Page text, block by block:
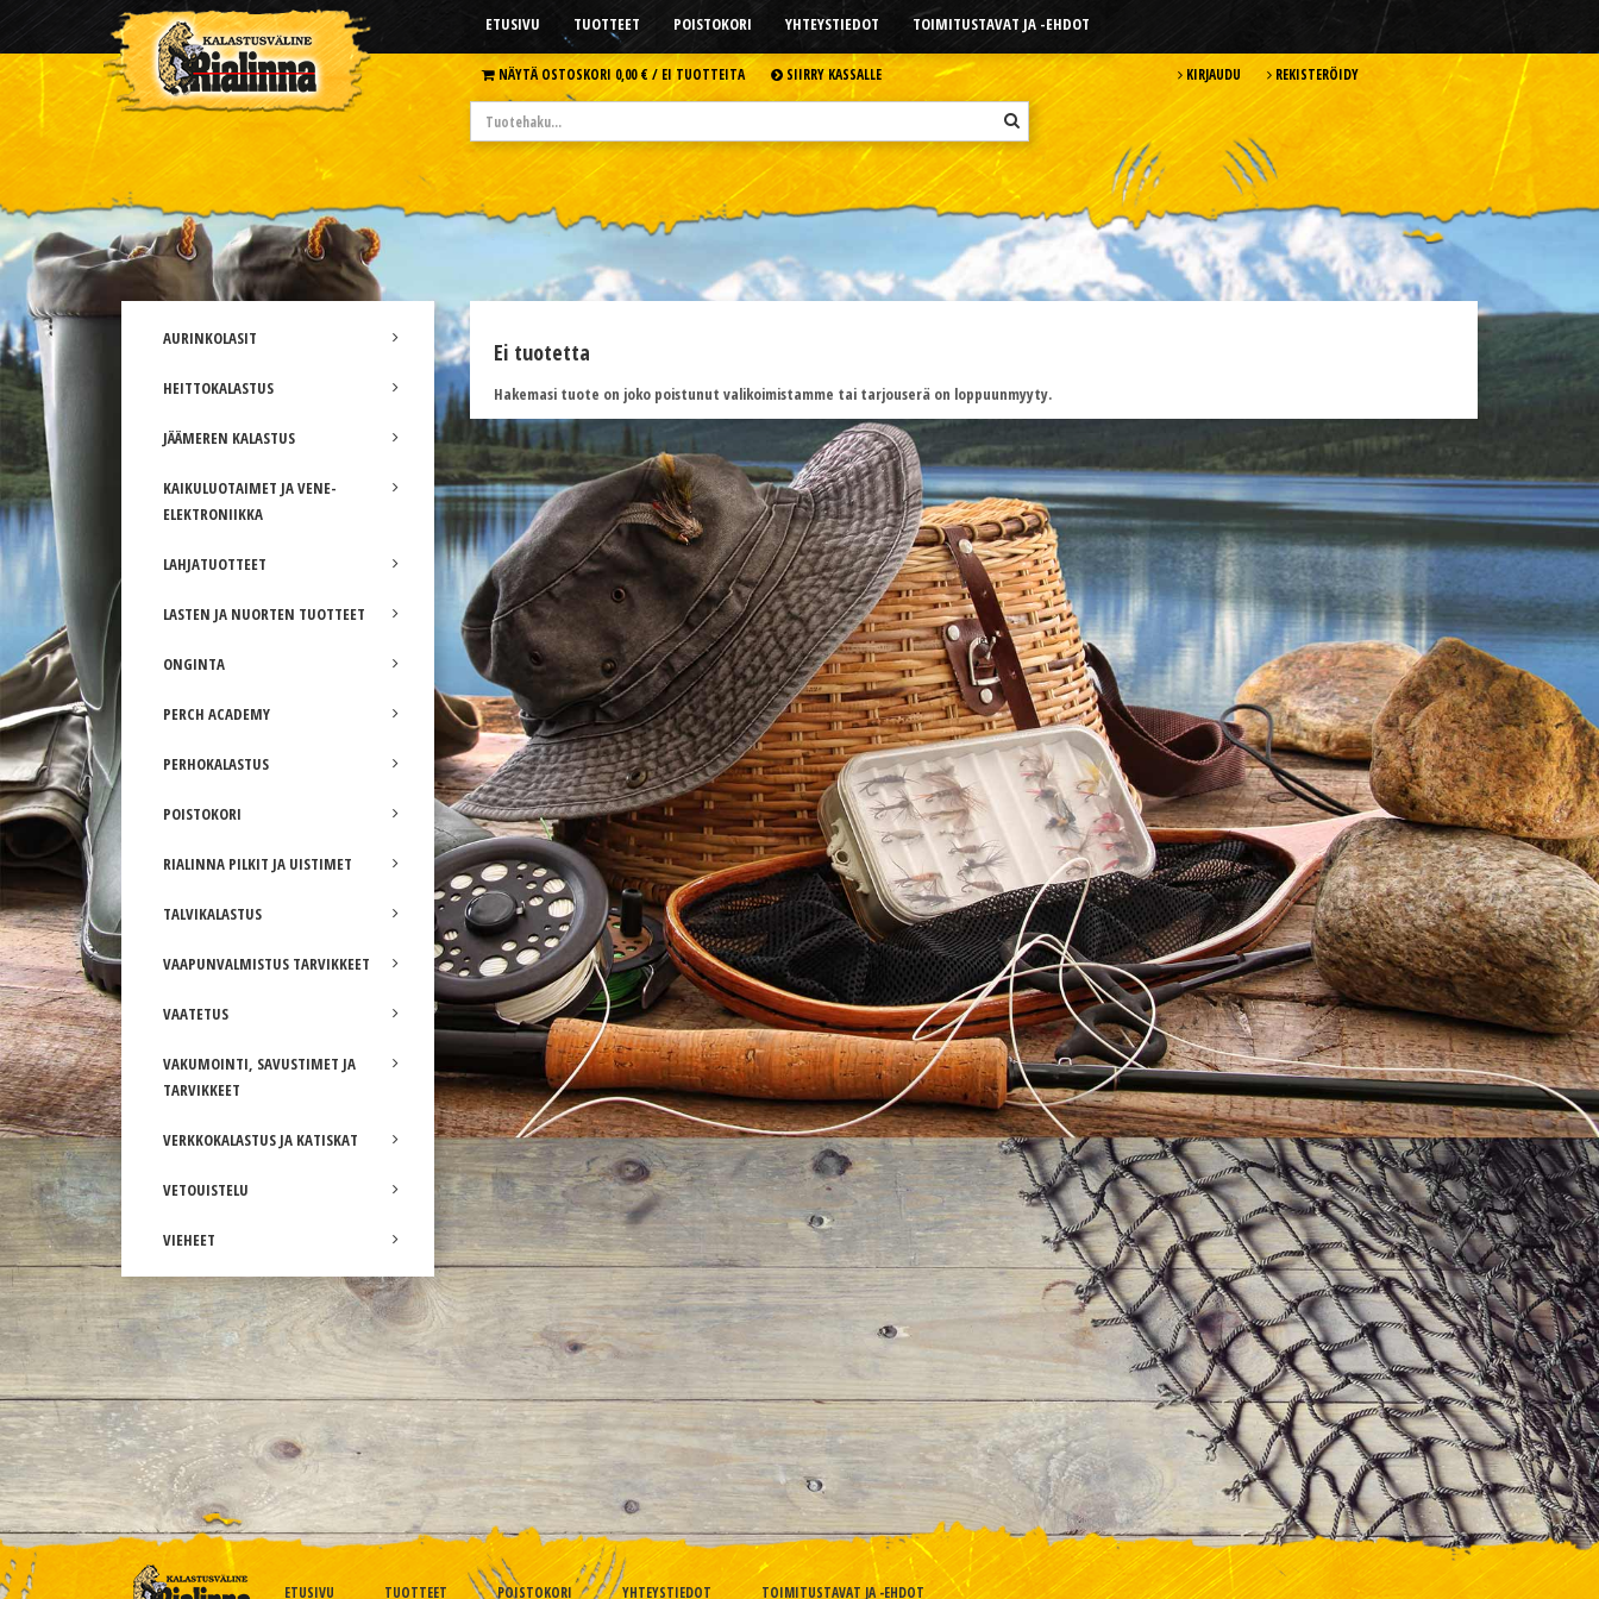
ETUSIVU TUOTTEET POISTOKORI YHTEYSTIEDOT TOIMITUSTAVAT JA -EHDOT
NÄYTÄ OSTOSKORI 0,00 € /EI TUOTTEITA SIIRRY KASSALLE KIRJAUDU REKISTERÖIDY
AURINKOLASIT
HEITTOKALASTUS
JÄÄMEREN KALASTUS
KAIKULUOTAIMET JA VENE-
ELEKTRONIIKKA
LAHJATUOTTEET
LASTEN JA NUORTEN TUOTTEET
ONGINTA
PERCH ACADEMY
PERHOKALASTUS
POISTOKORI
RIALINNA PILKIT JA UISTIMET
TALVIKALASTUS
VAAPUNVALMISTUS TARVIKKEET
VAATETUS
VAKUMOINTI, SAVUSTIMET JA
TARVIKKEET
VERKKOKALASTUS JA KATISKAT
VETOUISTELU
VIEHEET
Ei tuotetta
Hakemasi tuote on joko poistunut valikoimistamme tai tarjouserä on loppuunmyyty.
ETUSIVU TUOTTEET POISTOKORI YHTEYSTIEDOT TOIMITUSTAVAT JA -EHDOT